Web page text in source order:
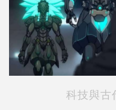
科技與古